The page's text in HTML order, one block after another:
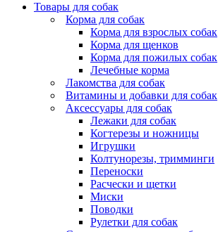
Товары для собак
Корма для собак
Корма для взрослых собак
Корма для щенков
Корма для пожилых собак
Лечебные корма
Лакомства для собак
Витамины и добавки для собак
Аксессуары для собак
Лежаки для собак
Когтерезы и ножницы
Игрушки
Колтунорезы, тримминги
Переноски
Расчески и щетки
Миски
Поводки
Рулетки для собак